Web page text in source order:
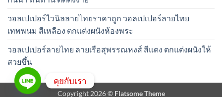
วอลเปเปอร์ไวนิลลายไทยราคาถูก วอลเปเปอร์ลายไทย
เทพพนม สีเหลือง ตกแต่งผนังห้องพระ
วอลเปเปอร์ลายไทย ลายเรือสุพรรณหงส์ สีแดง ตกแต่งผนังให้
สวยขึ้น
Copyright 2026 © Flatsome Theme
คุยกับเรา